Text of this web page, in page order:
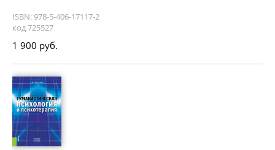
ISBN: 978-5-406-17117-2
код 725527
1 900 руб.